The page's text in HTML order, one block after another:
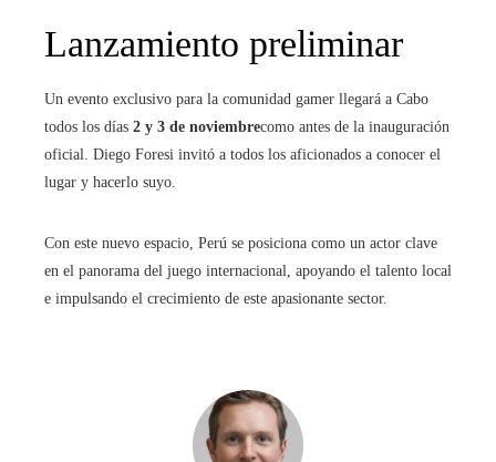
Lanzamiento preliminar
Un evento exclusivo para la comunidad gamer llegará a Cabo
todos los días 2 y 3 de noviembrecomo antes de la inauguración
oficial. Diego Foresi invitó a todos los aficionados a conocer el
lugar y hacerlo suyo.
Con este nuevo espacio, Perú se posiciona como un actor clave
en el panorama del juego internacional, apoyando el talento local
e impulsando el crecimiento de este apasionante sector.